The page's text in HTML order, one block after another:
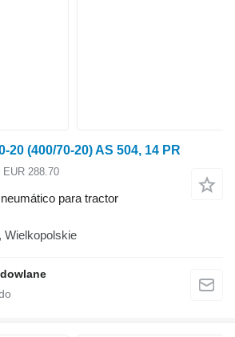
20 (400/70-20) AS 504, 14 PR
EUR 288.70
para tractor
Wielkopolskie